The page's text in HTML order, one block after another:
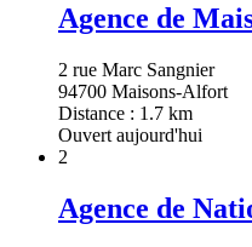
Agence de
2 rue Marc Sangnier
94700 Maisons-Alfort
Distance : 1.7 km
Ouvert aujourd'hui
2
Agence de